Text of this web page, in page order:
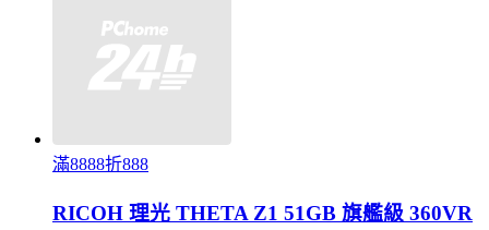
滿8888折888
RICOH 理光 THETA Z1 51GB 旗艦級 360VR